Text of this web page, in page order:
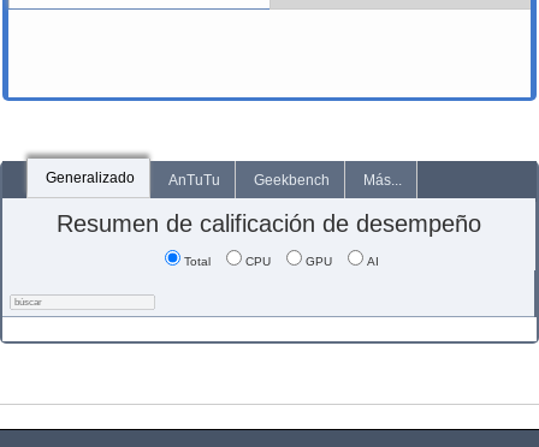
Generalizado AnTuTu Geekbench Más...
Resumen de calificación de desempeño
Total CPU GPU AI